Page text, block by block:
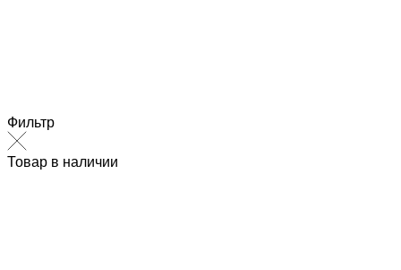
Фильтр
Товар в наличии